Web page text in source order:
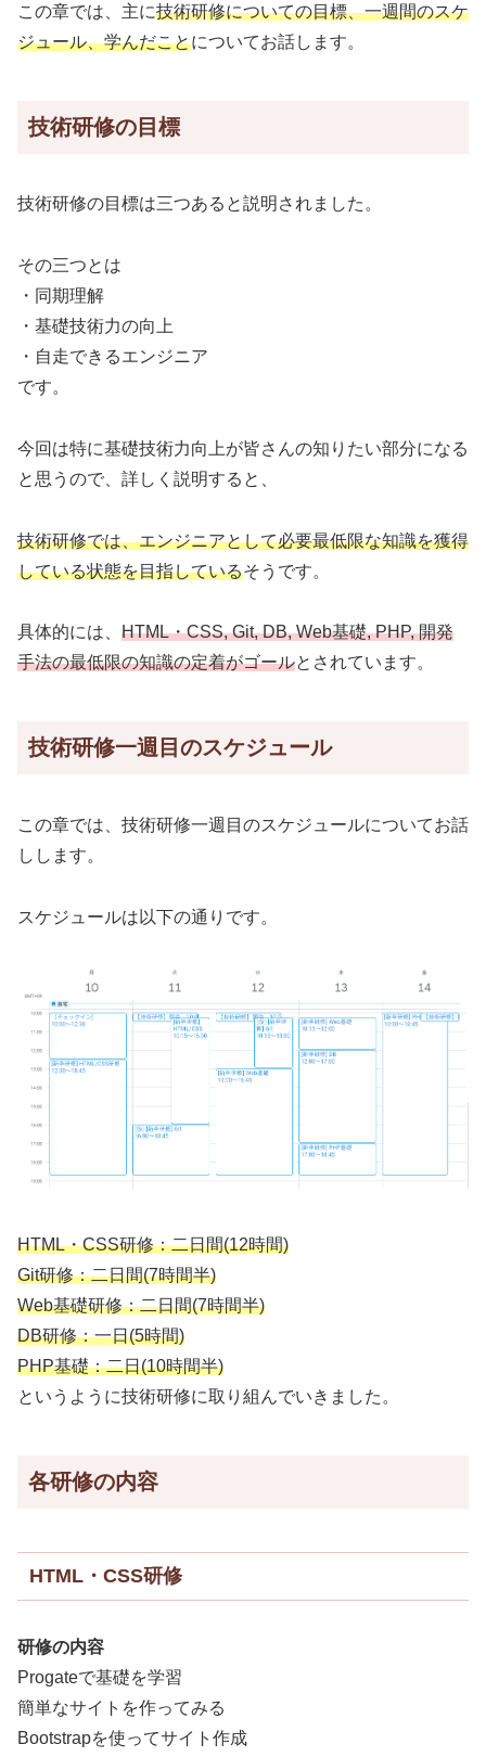
この章では、主に技術研修についての目標、一週間のスケ
ジュール、学んだことについてお話します。
技術研修の目標
技術研修の目標は三つあると説明されました。
その三つとは
・同期理解
・基礎技術力の向上
・自走できるエンジニア
です。
今回は特に基礎技術力向上が皆さんの知りたい部分になる
と思うので、詳しく説明すると、
技術研修では、エンジニアとして必要最低限な知識を獲得
している状態を目指しているそうです。
具体的には、 HTML・CSS, Git, DB, Web基礎, PHP, 開発
手法の最低限の知識の定着がゴールとされています。
技術研修一週目のスケジュール
この章では、技術研修一週目のスケジュールについてお話
しします。
スケジュールは以下の通りです。
HTML・CSS研修：二日間(12時間)
Git研修：二日間(7時間半)
Web基礎研修：二日間(7時間半)
DB研修：一日(5時間)
PHP基礎：二日(10時間半)
というように技術研修に取り組んでいきました。
各研修の内容
HTML・CSS研修
研修の内容
Progateで基礎を学習
簡単なサイトを作ってみる
Bootstrapを使ってサイト作成